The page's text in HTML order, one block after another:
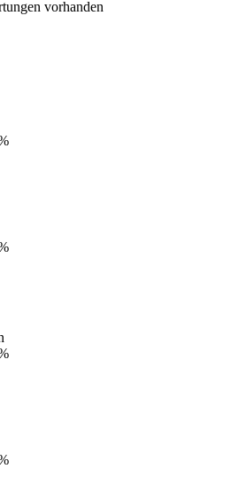
vorhanden